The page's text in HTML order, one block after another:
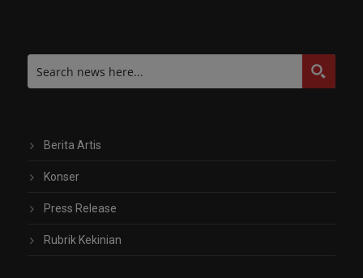
Berita Artis
Konser
Press Release
Rubrik Kekinian